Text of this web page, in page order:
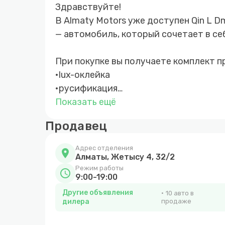
Здравствуйте!
В Almaty Motors уже доступен Qin L
— автомобиль, который сочетает в
При покупке вы получаете комплект
•lux-оклейка
•русификация
•полики
•гарантия
Авто в наличии и готово к выдаче в
экономии: запас хода до 2200 км,
л + 218 л.с.
Показать ещё
Продавец
location_on Адрес отделения
Алматы, Жетысу 4, 32/2
schedule Режим работы
9:00-19:00
Другие объявления
дилера
10 авто в
продаже